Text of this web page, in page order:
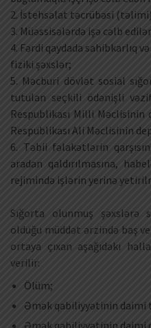
2. İstehsalat təcrübəsi
3. Müəssisələrdə işə cəlb
4. Fərdi qaydada sahibkarlıq
fiziki şəxslər;
5. Məcburi dövlət sosial
tutulan seçkili ödənişli
Respublikası Milli Məclisinin
Respublikası Ali Məclisinin
6. Təbii fəlakətlərin
aradan qaldırılmasına,
rejimində işlərin yerinə
Sığorta olunmuş şəxslərə
olduğu müddət ərzində baş
ortaya çıxan aşağıdakı
verilir:
Ölüm;
Əmək qabiliyyətinin
Əmək qabiliyyətinin daimi